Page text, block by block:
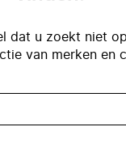
dat u zoekt niet
van merken en